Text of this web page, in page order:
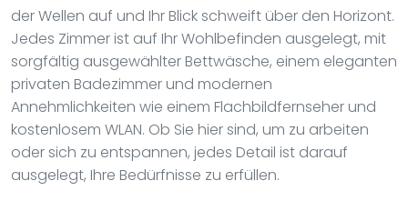
der Wellen auf und Ihr Blick schweift über den Horizont.
Jedes Zimmer ist auf Ihr Wohlbefinden ausgelegt, mit
sorgfältig ausgewählter Bettwäsche, einem eleganten
privaten Badezimmer und modernen
Annehmlichkeiten wie einem Flachbildfernseher und
kostenlosem WLAN. Ob Sie hier sind, um zu arbeiten
oder sich zu entspannen, jedes Detail ist darauf
ausgelegt, Ihre Bedürfnisse zu erfüllen.